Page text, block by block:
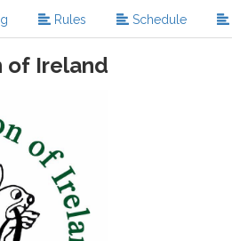
Rules Schedule
of Ireland